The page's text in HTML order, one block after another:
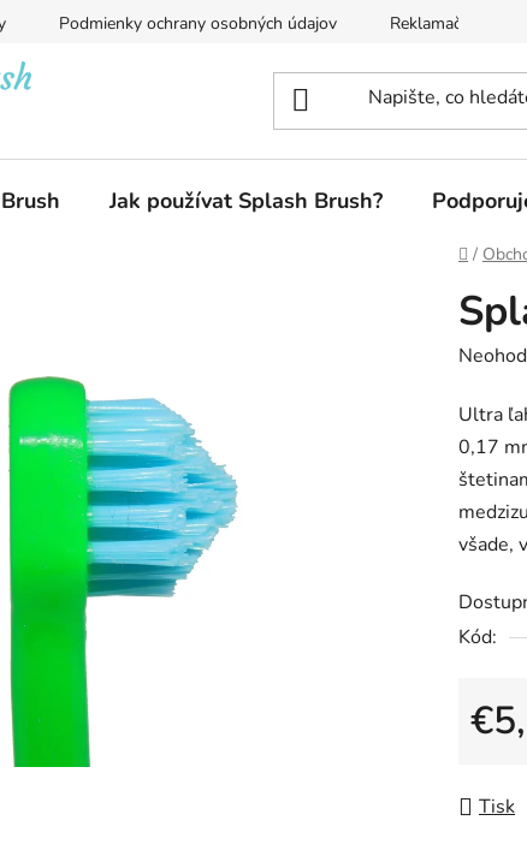
Podmienky ochrany osobných údajov Reklamačný
Jak používat Splash Brush?
Domů
/
je
0,0
z
5
Ultra
0,17
všade,
Kód:
Tisk